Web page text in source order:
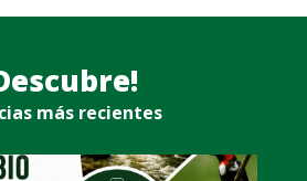
más recientes